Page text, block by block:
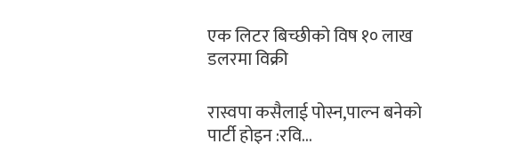
एक लिटर बिच्छीको विष १० लाख
डलरमा विक्री
रास्वपा कसैलाई पोस्न,पाल्न बनेको
पार्टी होइन :रवि…